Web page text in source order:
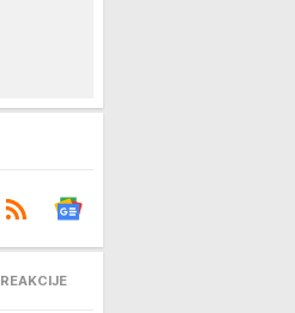
REAKCIJE